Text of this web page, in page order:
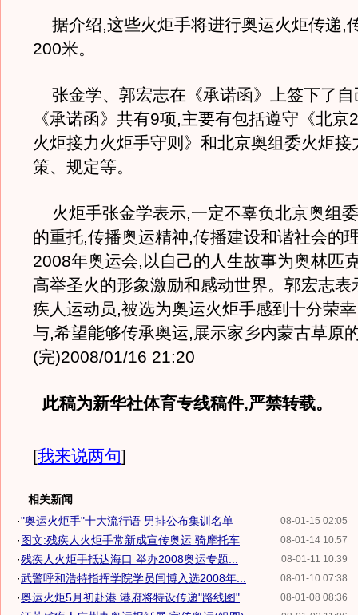
据介绍,这些火炬手将进行奥运火炬传递,
200米。
张金学、郭宏志在《承诺函》上签下了自
《承诺函》共有9项,主要有包括遵守《北京
火炬接力火炬手守则》和北京奥组委火炬接
策、规定等。
火炬手张金学表示,一定不辜负北京奥组
的重托,传播奥运精神,传播建设和谐社会的
2008年奥运会,以自己的人生故事为奥林匹
高举圣火的形象激励和感动世界。郭宏志表
疾人运动员,被选为奥运火炬手感到十分荣
与,希望能够传承奥运,展示家乡内蒙古草原
(完)2008/01/16 21:20
此稿为新华社体育专线稿件,严禁转载。
[我来说两句]
相关新闻
08-01-15 02:05
·"奥运火炬手"十大流行语 男排公布集训名单
08-01-14 10:57
·图文:残疾人火炬手常新成宣传奥运 骑摩托车
08-01-11 10:39
·残疾人火炬手抵达海口 举办2008奥运专题...
08-01-10 07:38
·武警呼和浩特指挥学院学员闫博入选2008年...
08-01-08 08:36
·奥运火炬5月初赴港 港府将特设传递"路线图"